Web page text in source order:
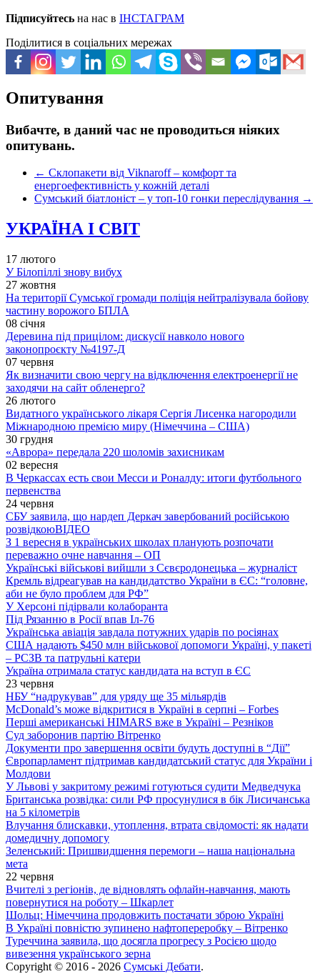
Підписуйтесь на нас в ІНСТАГРАМ
Поділитися в соціальних мережах
Опитування
Вибачте, в даний час не проводиться ніяких
опитувань.
← Склопакети від Viknaroff – комфорт та
енергоефективність у кожній деталі
Сумський біатлоніст – у топ-10 гонки переслідування →
УКРАЇНА І СВІТ
17 лютого
У Білопіллі знову вибух
27 жовтня
На території Сумської громади поліція нейтралізувала бойову
частину ворожого БПЛА
08 січня
Деревина під прицілом: дискусії навколо нового
законопроєкту №4197-Д
07 червня
Як визначити свою чергу на відключення електроенергії не
заходячи на сайт обленерго?
26 лютого
Видатного українського лікаря Сергія Лисенка нагородили
Міжнародною премією миру (Німеччина – США)
30 грудня
«Аврора» передала 220 шоломів захисникам
02 вересня
В Черкассах есть свои Месси и Роналду: итоги футбольного
первенства
24 червня
СБУ заявила, що нардеп Деркач завербований російською
розвідкоюВІДЕО
З 1 вересня в українських школах планують розпочати
переважно очне навчання – ОП
Українські військові вийшли з Сєвєродонецька – журналіст
Кремль відреагував на кандидатство України в ЄС: “головне,
аби не було проблем для РФ”
У Херсоні підірвали колаборанта
Під Рязанню в Росії впав Іл-76
Українська авіація завдала потужних ударів по росіянах
США надають $450 млн військової допомоги Україні, у пакеті
– РСЗВ та патрульні катери
Україна отримала статус кандидата на вступ в ЄС
23 червня
НБУ “надрукував” для уряду ще 35 мільярдів
McDonald’s може відкритися в Україні в серпні – Forbes
Перші американські HIMARS вже в Україні – Резніков
Суд заборонив партію Вітренко
Документи про завершення освіти будуть доступні в “Дії”
Європарламент підтримав кандидатський статус для України і
Молдови
У Львові у закритому режимі готуються судити Медведчука
Британська розвідка: сили РФ просунулися в бік Лисичанська
на 5 кілометрів
Влучання блискавки, утоплення, втрата свідомості: як надати
домедичну допомогу
Зеленський: Пришвидшення перемоги – наша національна
мета
22 червня
Вчителі з регіонів, де відновлять офлайн-навчання, мають
повернутися на роботу – Шкарлет
Шольц: Німеччина продовжить постачати зброю Україні
В Україні повністю зупинено нафтопереробку – Вітренко
Туреччина заявила, що досягла прогресу з Росією щодо
вивезення українського зерна
Copyright © 2016 - 2026 Сумські Дебати.